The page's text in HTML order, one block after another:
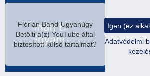
Flórián Band-Ugyanúgy
Betölti a(z) YouTube által
biztosított külső tartalmat?
Igen (ez
Adatvédelmi